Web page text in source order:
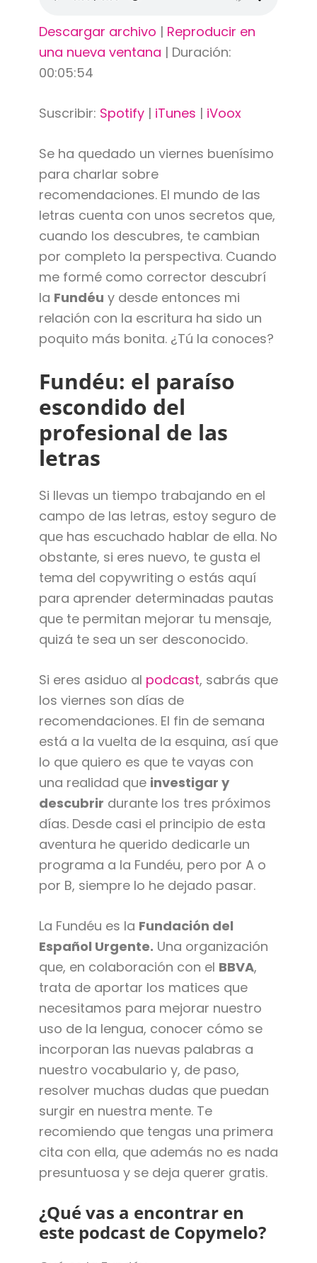
Descargar archivo | Reproducir en
una nueva ventana | Duración:
00:05:54
Suscribir: Spotify| iTunes | iVoox
Se ha quedado un viernes buenísimo
para charlar sobre
recomendaciones. El mundo de las
letras cuenta con unos secretos que,
cuando los descubres, te cambian
por completo la perspectiva. Cuando
me formé como corrector descubrí
la Fundéu y desde entonces mi
relación con la escritura ha sido un
poquito más bonita. ¿Tú la conoces?
Fundéu: el paraíso
escondido del
profesional de las
letras
Si llevas un tiempo trabajando en el
campo de las letras, estoy seguro de
que has escuchado hablar de ella. No
obstante, si eres nuevo, te gusta el
tema del copywriting o estás aquí
para aprender determinadas pautas
que te permitan mejorar tu mensaje,
quizá te sea un ser desconocido.
Si eres asiduo al podcast, sabrás que
los viernes son días de
recomendaciones. El fin de semana
está a la vuelta de la esquina, así que
lo que quiero es que te vayas con
una realidad que investigar y
descubrir durante los tres próximos
días. Desde casi el principio de esta
aventura he querido dedicarle un
programa a la Fundéu, pero por A o
por B, siempre lo he dejado pasar.
La Fundéu es la Fundación del
Español Urgente. Una organización
que, en colaboración con el BBVA,
trata de aportar los matices que
necesitamos para mejorar nuestro
uso de la lengua, conocer cómo se
incorporan las nuevas palabras a
nuestro vocabulario y, de paso,
resolver muchas dudas que puedan
surgir en nuestra mente. Te
recomiendo que tengas una primera
cita con ella, que además no es nada
presuntuosa y se deja querer gratis.
¿Qué vas a encontrar en
este podcast de Copymelo?